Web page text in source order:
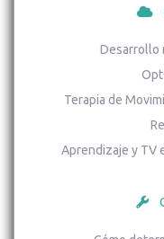
Desarrollo
Terapia de
Aprendizaje y TV